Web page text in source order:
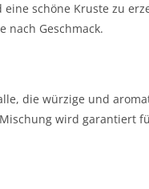
schöne Kruste zu
nach Geschmack.
die würzige und
wird garantiert